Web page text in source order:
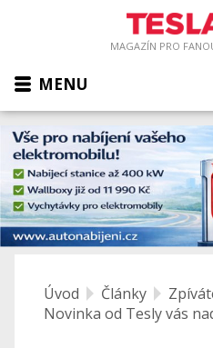
MAGAZÍN PRO
MENU
Úvod Články
Novinka od Tesly vás